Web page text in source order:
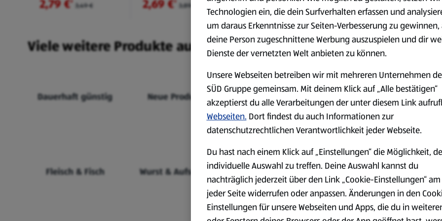
2,79 €² 3,49 € 2,69 €² 3,89 € 0,79 €² 1,29 € 2,79 €² 3,49 €
Viele weitere Produkte aus unserem Sortiment.
Dauerhaft günstig Neue Produkte Markenprodukte Bio-Produkte
Fleisch & Fisch Wurst & Aufschnitt Käse
Milchprodukte &
Eier
Technologien ein, die dein Surfverhalten erfassen und
um daraus Erkenntnisse zur Seiten-Verbesserung zu gewinnen,
deine Person zugeschnittene Werbung auszuspielen und dir
Dienste der vernetzten Welt anbieten zu können.
Unsere Webseiten betreiben wir mit mehreren Unternehmen
SÜD Gruppe gemeinsam. Mit deinem Klick auf „Alle bestätigen“
akzeptierst du alle Verarbeitungen der unter diesem Link
Webseiten. Dort findest du auch Informationen zur
datenschutzrechtlichen Verantwortlichkeit jeder Webseite.
Du hast nach einem Klick auf „Einstellungen“ die Möglichkeit,
individuelle Auswahl zu treffen. Deine Auswahl kannst du
nachträglich jederzeit über den Link „Cookie-Einstellungen“
jeder Seite widerrufen oder anpassen. Änderungen in den
Einstellungen für unsere Webseiten und Apps, die du in